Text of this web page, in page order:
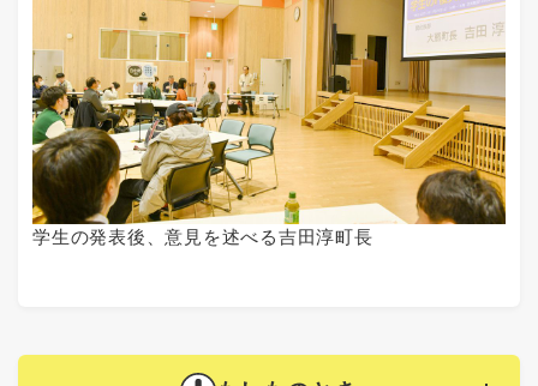
学生の発表後、意見を述べる吉田淳町長